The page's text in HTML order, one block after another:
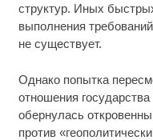
структур. Иных
выполнения
не существует.
Однако попытка
отношения
обернулась
против